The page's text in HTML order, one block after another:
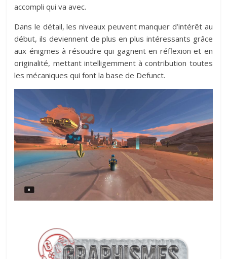
accompli qui va avec.
Dans le détail, les niveaux peuvent manquer d’intérêt au
début, ils deviennent de plus en plus intéressants grâce
aux énigmes à résoudre qui gagnent en réflexion et en
originalité, mettant intelligemment à contribution toutes
les mécaniques qui font la base de Defunct.